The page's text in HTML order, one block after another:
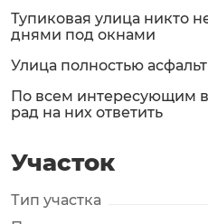
Тупиковая улица никто
днями под окнами
Улица полностью
По всем интересующим
рад на них ответить
Участок
Тип участка